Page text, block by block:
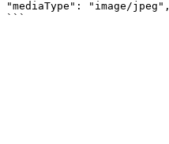
"mediaType": "image/jpeg",